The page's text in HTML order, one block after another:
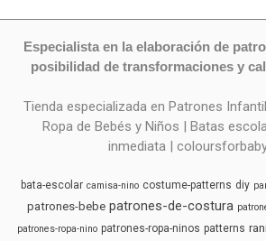
Especialista en la elaboración de
posibilidad de transformaciones y
Tienda especializada en Patrones
Ropa de Bebés y Niños | Batas
inmediata |
bata-escolar camisa-nino costume-patterns diy
patrones-bebe patrones-de-costura
patrones-ropa-nino patrones-ropa-ninos patterns